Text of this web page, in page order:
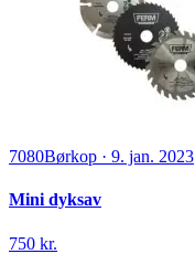
7080Børkop · 9. jan. 2023
Mini dyksav
750 kr.